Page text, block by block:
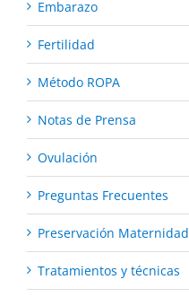
Embarazo
Fertilidad
Método ROPA
Notas de Prensa
Ovulación
Preguntas Frecuentes
Preservación Maternidad
Tratamientos y técnicas